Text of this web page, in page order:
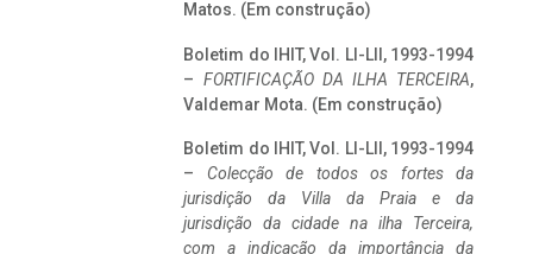
Matos. (Em construção)
Boletim do IHIT, Vol. LI-LII, 1993-1994
– FORTIFICAÇÃO DA ILHA TERCEIRA,
Valdemar Mota. (Em construção)
Boletim do IHIT, Vol. LI-LII, 1993-1994
– Colecção de todos os fortes da
jurisdição da Villa da Praia e da
jurisdição da cidade na ilha Terceira,
com a indicação da importância da